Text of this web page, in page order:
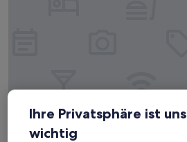
Woodroffe Hotel
Woodroffe Hotel
Ihre Privatsphäre ist uns
wichtig